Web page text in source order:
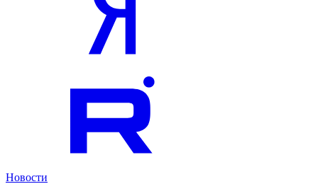
Новости